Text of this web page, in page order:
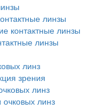
линзы
контактные линзы
линзы
линз
зрения
линз
очковых линз